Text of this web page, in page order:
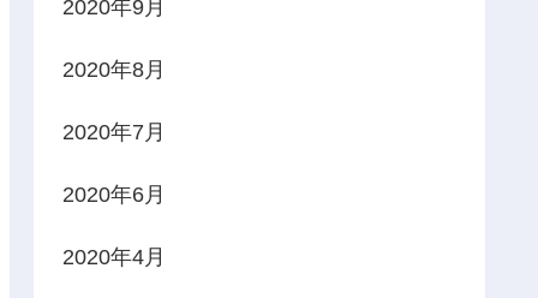
2020年9月
2020年8月
2020年7月
2020年6月
2020年4月